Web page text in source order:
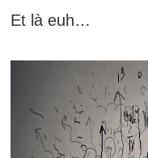
Et là euh…